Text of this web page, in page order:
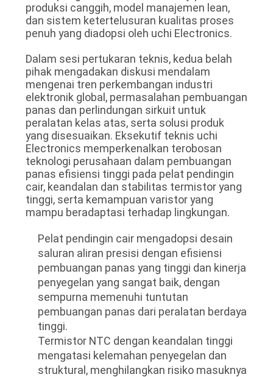
produksi canggih, model manajemen lean,
dan sistem ketertelusuran kualitas proses
penuh yang diadopsi oleh uchi Electronics.
Dalam sesi pertukaran teknis, kedua belah
pihak mengadakan diskusi mendalam
mengenai tren perkembangan industri
elektronik global, permasalahan pembuangan
panas dan perlindungan sirkuit untuk
peralatan kelas atas, serta solusi produk
yang disesuaikan. Eksekutif teknis uchi
Electronics memperkenalkan terobosan
teknologi perusahaan dalam pembuangan
panas efisiensi tinggi pada pelat pendingin
cair, keandalan dan stabilitas termistor yang
tinggi, serta kemampuan varistor yang
mampu beradaptasi terhadap lingkungan.
Pelat pendingin cair mengadopsi desain
saluran aliran presisi dengan efisiensi
pembuangan panas yang tinggi dan kinerja
penyegelan yang sangat baik, dengan
sempurna memenuhi tuntutan
pembuangan panas dari peralatan berdaya
tinggi.
Termistor NTC dengan keandalan tinggi
mengatasi kelemahan penyegelan dan
struktural, menghilangkan risiko masuknya